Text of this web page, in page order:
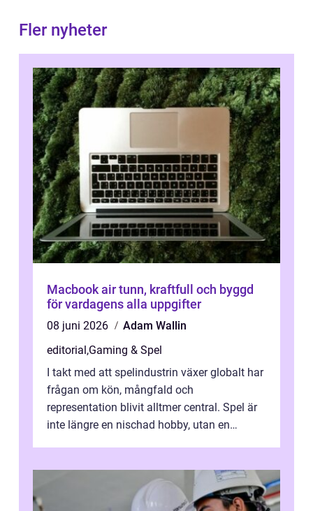
Fler nyheter
Macbook air tunn, kraftfull och byggd
för vardagens alla uppgifter
08 juni 2026
Adam Wallin
editorial,Gaming & Spel
I takt med att spelindustrin växer globalt har
frågan om kön, mångfald och
representation blivit alltmer central. Spel är
inte längre en nischad hobby, utan en